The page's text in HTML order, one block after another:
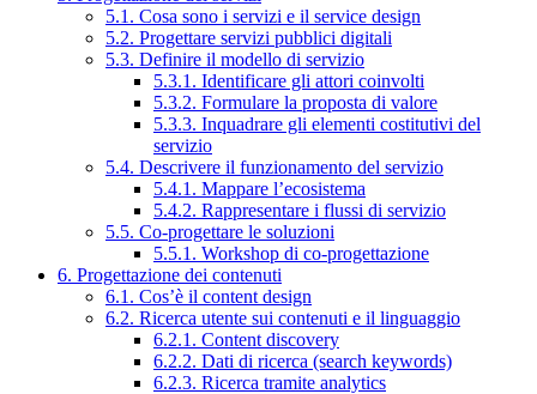
5.1. Cosa sono i servizi e il service design
5.2. Progettare servizi pubblici digitali
5.3. Definire il modello di servizio
5.3.1. Identificare gli attori coinvolti
5.3.2. Formulare la proposta di valore
5.3.3. Inquadrare gli elementi costitutivi del
servizio
5.4. Descrivere il funzionamento del servizio
5.4.1. Mappare l’ecosistema
5.4.2. Rappresentare i flussi di servizio
5.5. Co-progettare le soluzioni
5.5.1. Workshop di co-progettazione
6. Progettazione dei contenuti
6.1. Cos’è il content design
6.2. Ricerca utente sui contenuti e il linguaggio
6.2.1. Content discovery
6.2.2. Dati di ricerca (search keywords)
6.2.3. Ricerca tramite analytics